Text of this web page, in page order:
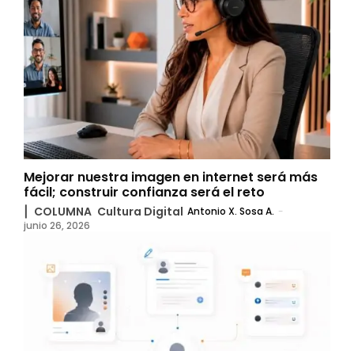
Mejorar nuestra imagen en internet será más
fácil; construir confianza será el reto
▏COLUMNA Cultura Digital Antonio X. Sosa A. -
junio 26, 2026